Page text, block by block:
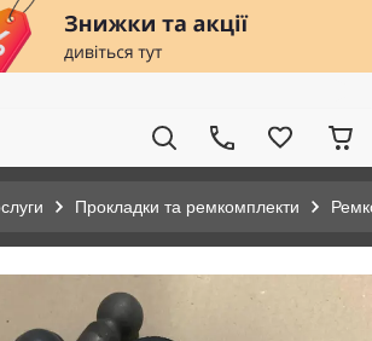
Прокладки та ремкомплекти